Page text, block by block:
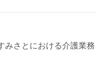
みさとにおける介護業務